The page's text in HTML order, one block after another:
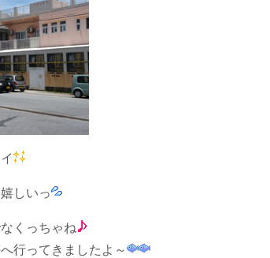
しいっ
くっちゃね
行ってきましたよ～